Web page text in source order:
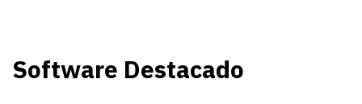
Software Destacado